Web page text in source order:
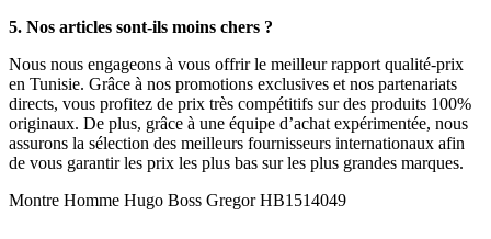
5. Nos articles sont-ils moins chers ?
Nous nous engageons à vous offrir le meilleur rapport qualité-prix
en Tunisie. Grâce à nos promotions exclusives et nos partenariats
directs, vous profitez de prix très compétitifs sur des produits 100%
originaux. De plus, grâce à une équipe d’achat expérimentée, nous
assurons la sélection des meilleurs fournisseurs internationaux afin
de vous garantir les prix les plus bas sur les plus grandes marques.
Montre Homme Hugo Boss Gregor HB1514049